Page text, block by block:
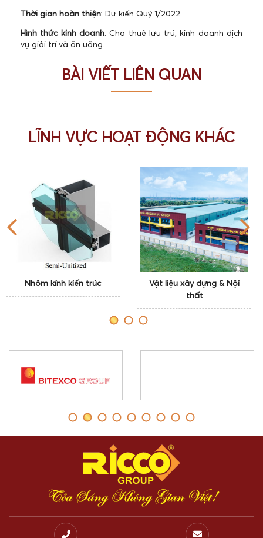
Thời gian hoàn thiện: Dự kiến Quý 1/2022
Hình thức kinh doanh: Cho thuê lưu trú, kinh doanh dịch
vụ giải trí và ăn uống.
BÀI VIẾT LIÊN QUAN
LĨNH VỰC HOẠT ĐỘNG KHÁC
Nhôm kính kiến trúc
Vật liệu xây dựng & Nội
thất
Tỏa Sáng Không Gian Việt!